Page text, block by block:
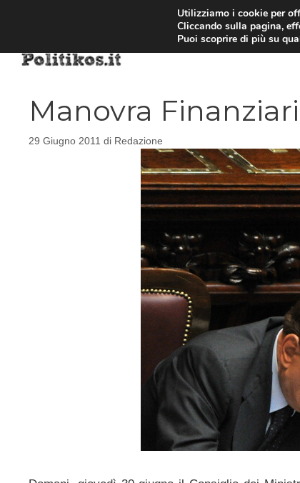
Manovra
29 Giugno 2011 di Redazione
Utilizziamo i cookie per
Cliccando sulla pagina,
Puoi scoprire di più su